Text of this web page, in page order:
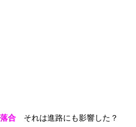
落合 それは進路にも影響した？